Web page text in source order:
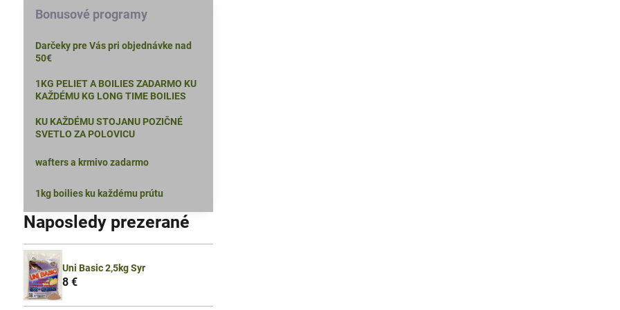
Bonusové programy
Darčeky pre Vás pri objednávke nad
50€
1KG PELIET A BOILIES ZADARMO KU
KAŽDÉMU KG LONG TIME BOILIES
KU KAŽDÉMU STOJANU POZIČNÉ
SVETLO ZA POLOVICU
wafters a krmivo zadarmo
1kg boilies ku každému prútu
Naposledy prezerané
Uni Basic 2,5kg Syr
8 €